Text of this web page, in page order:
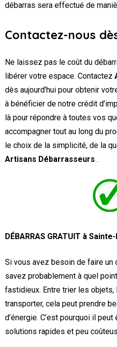
débarras sera effectué de
Contactez-nous
Ne laissez pas le coût du
libérer votre espace. Contactez
dès aujourd’hui pour obtenir
à bénéficier de notre crédit
là pour répondre à toutes vos
accompagner tout au long du
le choix de la simplicité, de la
Artisans Débarrasseurs .
DÉBARRAS GRATUIT à
Si vous avez besoin de faire un
savez probablement à quel
fastidieux. Entre trier les
transporter, cela peut prendre
d’énergie. C’est pourquoi il
solutions rapides et peu